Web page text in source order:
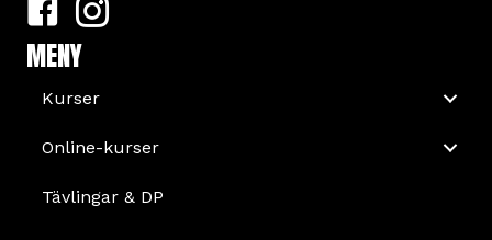
MENY
Kurser
Online-kurser
Tävlingar & DP